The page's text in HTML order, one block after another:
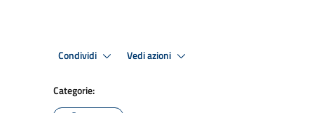
Condividi Vedi azioni
Categorie: